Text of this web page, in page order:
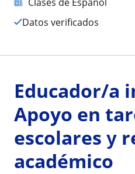
Datos verificados
Educador/a
Apoyo en
escolares у
académico